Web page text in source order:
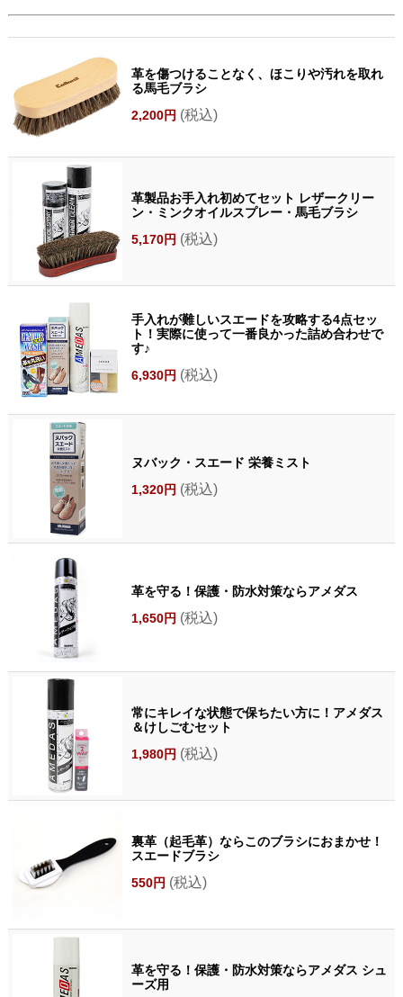
革を傷つけることなく、ほこりや汚れを取れ
る馬毛ブラシ
2,200円 (税込)
革製品お手入れ初めてセット レザークリー
ン・ミンクオイルスプレー・馬毛ブラシ
5,170円 (税込)
手入れが難しいスエードを攻略する4点セッ
ト！実際に使って一番良かった詰め合わせで
す♪
6,930円 (税込)
ヌバック・スエード 栄養ミスト
1,320円 (税込)
革を守る！保護・防水対策ならアメダス
1,650円 (税込)
常にキレイな状態で保ちたい方に！アメダス
＆けしごむセット
1,980円 (税込)
裏革（起毛革）ならこのブラシにおまかせ！
スエードブラシ
550円 (税込)
革を守る！保護・防水対策ならアメダス シュ
ーズ用